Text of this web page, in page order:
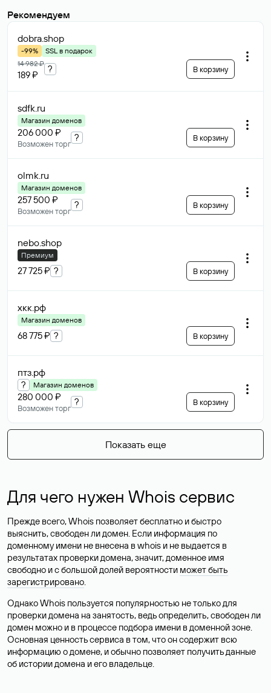
Рекомендуем
dobra.shop
-99%
SSL в подарок
14 982 ₽
189 ₽
? В корзину
sdfk.ru
Магазин доменов
206 000 ₽
Возможен торг
? В корзину
olmk.ru
Магазин доменов
257 500 ₽
Возможен торг
? В корзину
nebo.shop
Премиум
27 725 ₽ ? В корзину
хкк.рф
Магазин доменов
68 775 ₽ ? В корзину
птз.рф
? Магазин доменов
280 000 ₽
Возможен торг
? В корзину
Показать еще
Для чего нужен Whois сервис
Прежде всего, Whois позволяет бесплатно и быстро
выяснить, свободен ли домен. Если информация по
доменному имени не внесена в whois и не выдается в
результатах проверки домена, значит, доменное имя
свободно и с большой долей вероятности может быть
зарегистрировано.
Однако Whois пользуется популярностью не только для
проверки домена на занятость, ведь определить, свободен ли
домен можно и в процессе подбора имени в доменной зоне.
Основная ценность сервиса в том, что он содержит всю
информацию о домене, и обычно позволяет получить данные
об истории домена и его владельце.